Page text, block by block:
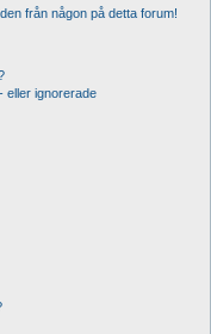
från någon på detta forum!
eller ignorerade